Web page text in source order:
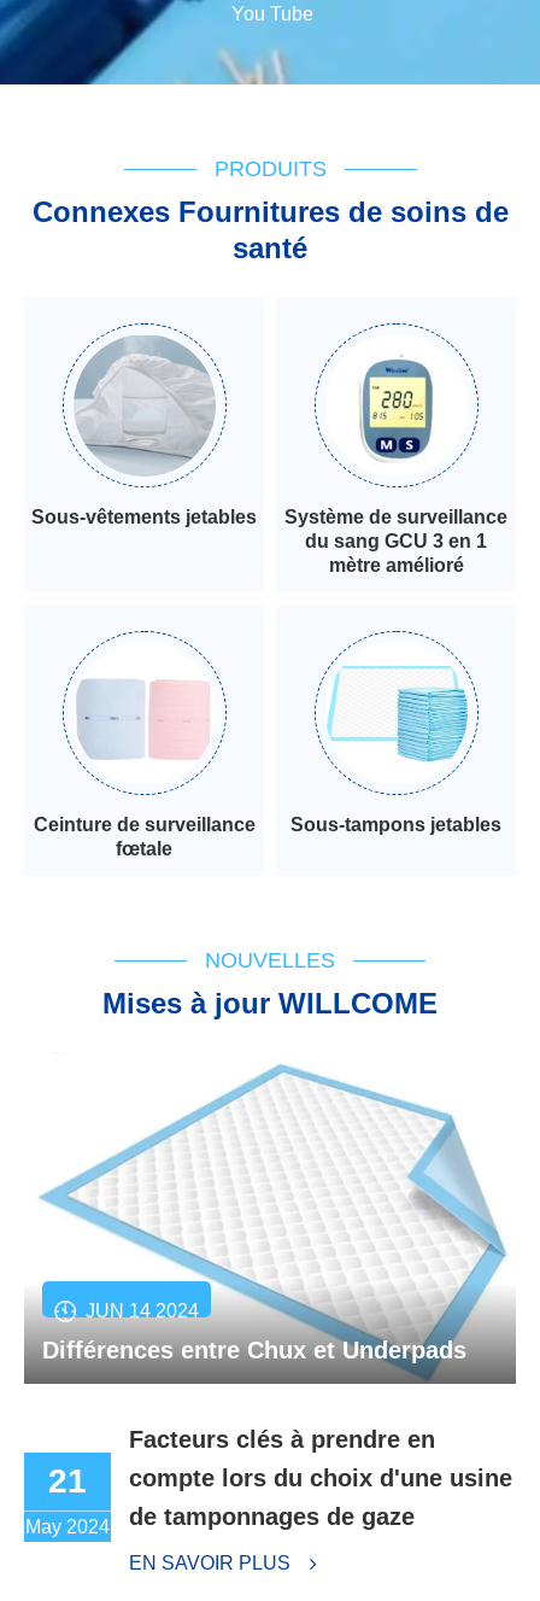
You Tube
PRODUITS
Connexes Fournitures de soins de
santé
Sous-vêtements jetables
Système de surveillance
du sang GCU 3 en 1
mètre amélioré
Ceinture de surveillance
fœtale
Sous-tampons jetables
NOUVELLES
Mises à jour WILLCOME
JUN 14 2024
Différences entre Chux et Underpads
21
May 2024
Facteurs clés à prendre en
compte lors du choix d'une usine
de tamponnages de gaze
EN SAVOIR PLUS